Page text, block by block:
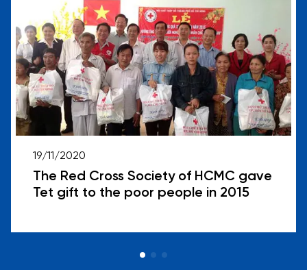
19/11/2020
The Red Cross Society of HCMC gave
Tet gift to the poor people in 2015